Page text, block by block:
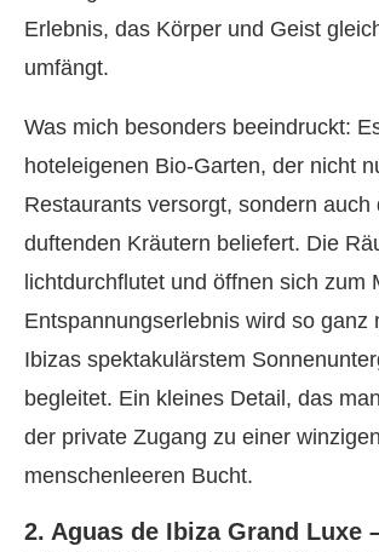
Erlebnis, das Körper und Geist
umfängt.
Was mich besonders beeindruckt:
hoteleigenen Bio-Garten, der nicht
Restaurants versorgt, sondern auch
duftenden Kräutern beliefert. Die
lichtdurchflutet und öffnen sich zum
Entspannungserlebnis wird so ganz
Ibizas spektakulärstem
begleitet. Ein kleines Detail, das
der private Zugang zu einer
menschenleeren Bucht.
2. Aguas de Ibiza Grand Luxe